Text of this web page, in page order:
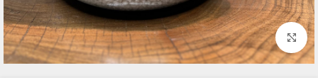
برای بزرگنمایی کلیک کنید